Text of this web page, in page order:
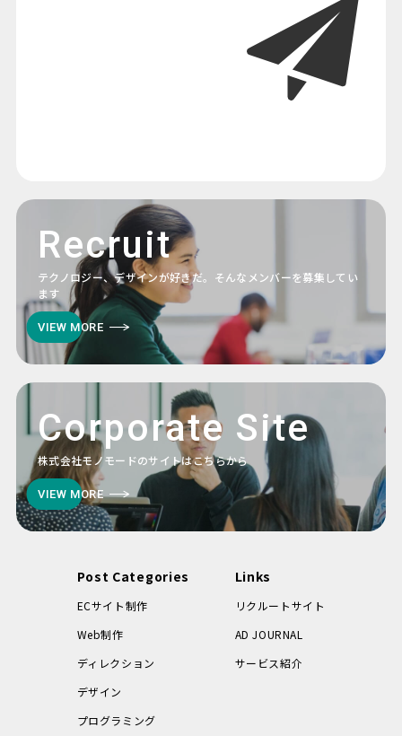
Recruit
テクノロジー、デザインが好きだ。そんなメンバーを募集してい
ます
VIEW MORE
Corporate Site
株式会社モノモードのサイトはこちらから
VIEW MORE
Post Categories
ECサイト制作
Web制作
ディレクション
デザイン
プログラミング
Links
リクルートサイト
AD JOURNAL
サービス紹介